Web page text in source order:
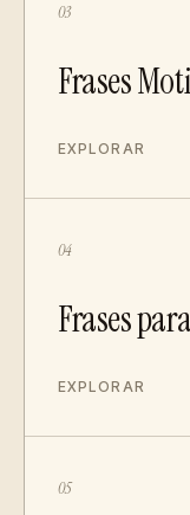
03
Frases
EXPLORAR
04
Frases
EXPLORAR
05